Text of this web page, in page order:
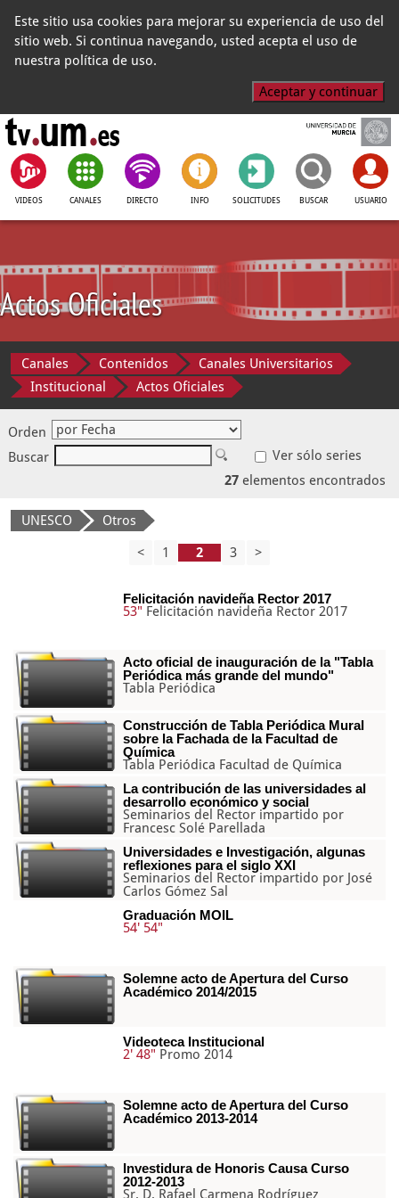
Este sitio usa cookies para mejorar su experiencia de uso del
sitio web. Si continua navegando, usted acepta el uso de
nuestra política de uso.
Aceptar y continuar
VIDEOS CANALES DIRECTO INFO SOLICITUDES BUSCAR USUARIO
Actos Oficiales
Canales Contenidos
Canales Universitarios
Institucional
Actos Oficiales
Orden
Buscar
Ver sólo series
27 elementos encontrados
UNESCO
Otros
<
1 3 >
Felicitación navideña Rector 2017
53" Felicitación navideña Rector 2017
Acto oficial de inauguración de la "Tabla
Periódica más grande del mundo"
Tabla Periódica
Construcción de Tabla Periódica Mural
sobre la Fachada de la Facultad de
Química
Tabla Periódica Facultad de Química
La contribución de las universidades al
desarrollo económico y social
Seminarios del Rector impartido por
Francesc Solé Parellada
Universidades e Investigación, algunas
reflexiones para el siglo XXI
Seminarios del Rector impartido por José
Carlos Gómez Sal
Graduación MOIL
54' 54"
Solemne acto de Apertura del Curso
Académico 2014/2015
Videoteca Institucional
2' 48" Promo 2014
Solemne acto de Apertura del Curso
Académico 2013-2014
Investidura de Honoris Causa Curso
2012-2013
Sr. D. Rafael Carmena Rodríguez